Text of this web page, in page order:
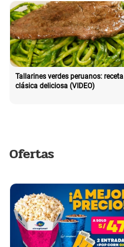
Tallarines verdes peruanos: receta
clásica deliciosa (VIDEO)
Ofertas